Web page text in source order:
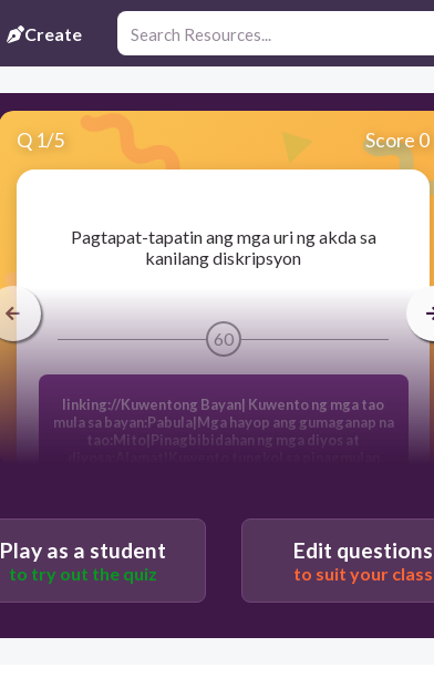
Create
Q 1/5 Score 0
​Pagtapat-tapatin ang mga uri ng akda sa
kanilang diskripsyon
60
linking://Kuwentong Bayan| Kuwento ng mga tao
mula sa bayan:Pabula|Mga hayop ang gumaganap na
tao:Mito|Pinagbibidahan ng mga diyos at
Play as a student
to try out the quiz
Edit questions
to suit your class